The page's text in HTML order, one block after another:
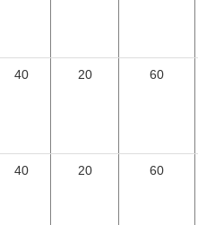
40 20 60
40 20 60